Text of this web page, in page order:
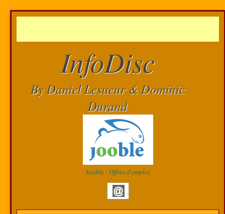
InfoDisc
By Daniel Lesueur & Dominic
Durand
Jooble : Offres d'emploi